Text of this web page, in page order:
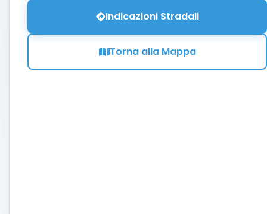
Indicazioni Stradali
Torna alla Mappa